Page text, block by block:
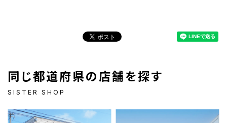
同じ都道府県の店舗を探す
SISTER SHOP